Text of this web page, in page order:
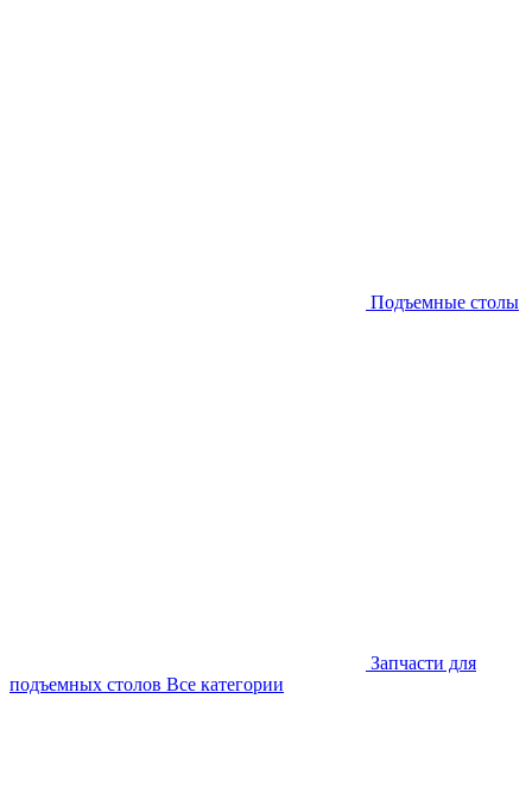
Подъемные столы
Запчасти для
подъемных столов Все категории